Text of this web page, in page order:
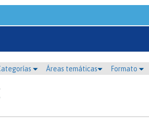
Áreas temáticas Formato